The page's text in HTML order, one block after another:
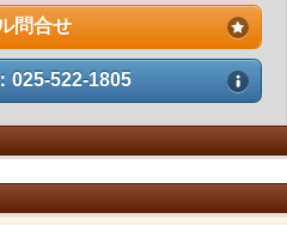
問合せ
025-522-1805